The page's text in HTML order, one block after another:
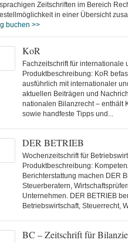
Zeitschriften im Bereich
in einer Übersicht
buchen >>
KoR
Fachzeitschrift für
Produktbeschreibung: KoR
ausführlich mit internationaler
aktuellen Beiträgen und
nationalen Bilanzrecht – enthält
sowie handfeste Tipps und...
DER BETRIEB
Wochenzeitschrift für
Produktbeschreibung:
Berichterstattung machen DER
Steuerberatern,
Unternehmen. DER BETRIEB
Betriebswirtschaft, Steuerrecht,
BC – Zeitschrift für